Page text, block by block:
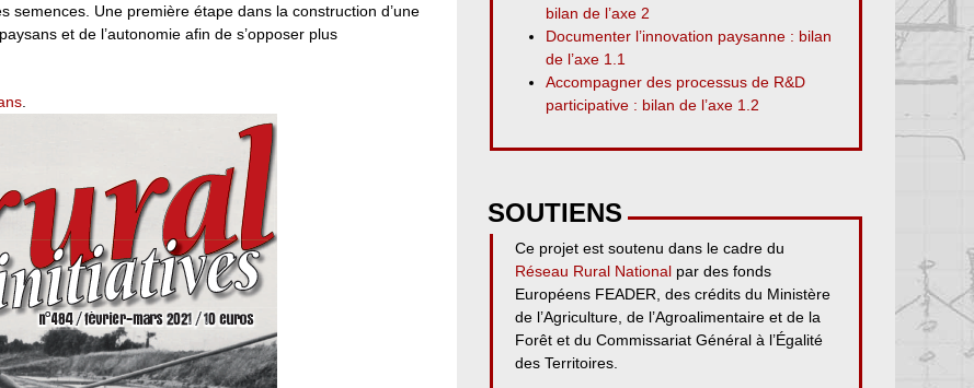
semences. Une première étape dans la construction d’une
et de l’autonomie afin de s’opposer plus
bilan de l’axe 2
Documenter l’innovation paysanne : bilan
de l’axe 1.1
Accompagner des processus de R&D
participative : bilan de l’axe 1.2
SOUTIENS
Ce projet est soutenu dans le cadre du
Réseau Rural National par des fonds
Européens FEADER, des crédits du Ministère
de l’Agriculture, de l’Agroalimentaire et de la
Forêt et du Commissariat Général à l’Égalité
des Territoires.